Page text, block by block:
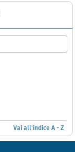
Vai all'indice A - Z